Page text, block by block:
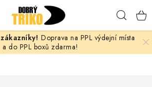
Doprava na PPL výdejní místa
a do PPL boxů zdarma!